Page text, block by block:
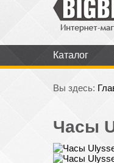
Каталог
Вы здесь:
Часы